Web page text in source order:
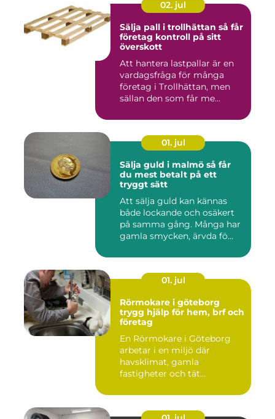
02. jul
Sälja pall i trollhättan så får
företag kontroll på sitt
överskott
Att hantera lastpallar är en
vardagsfråga för många
företag i Trollhättan, men
sällan den som får me...
01. jul
Sälja guld i malmö så får
du mest betalt på ett
tryggt sätt
Att sälja guld kan kännas
både lockande och osäkert
på samma gång. Många har
gamla smycken, ärvda fö...
01. jul
Rörmokare i göteborg
trygg hjälp för hem, brf och
företag
En Rörmokare i Göteborg
arbetar i en miljö där
havsklimat, gamla
fastigheter och tät